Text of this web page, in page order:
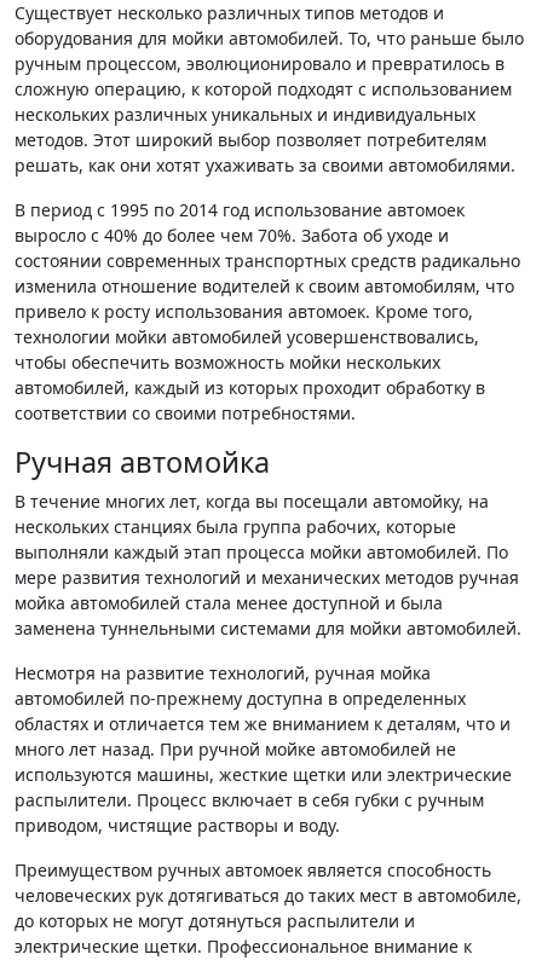
Существует несколько различных типов методов и
оборудования для мойки автомобилей. То, что раньше было
ручным процессом, эволюционировало и превратилось в
сложную операцию, к которой подходят с использованием
нескольких различных уникальных и индивидуальных
методов. Этот широкий выбор позволяет потребителям
решать, как они хотят ухаживать за своими автомобилями.
В период с 1995 по 2014 год использование автомоек
выросло с 40% до более чем 70%. Забота об уходе и
состоянии современных транспортных средств радикально
изменила отношение водителей к своим автомобилям, что
привело к росту использования автомоек. Кроме того,
технологии мойки автомобилей усовершенствовались,
чтобы обеспечить возможность мойки нескольких
автомобилей, каждый из которых проходит обработку в
соответствии со своими потребностями.
Ручная автомойка
В течение многих лет, когда вы посещали автомойку, на
нескольких станциях была группа рабочих, которые
выполняли каждый этап процесса мойки автомобилей. По
мере развития технологий и механических методов ручная
мойка автомобилей стала менее доступной и была
заменена туннельными системами для мойки автомобилей.
Несмотря на развитие технологий, ручная мойка
автомобилей по-прежнему доступна в определенных
областях и отличается тем же вниманием к деталям, что и
много лет назад. При ручной мойке автомобилей не
используются машины, жесткие щетки или электрические
распылители. Процесс включает в себя губки с ручным
приводом, чистящие растворы и воду.
Преимуществом ручных автомоек является способность
человеческих рук дотягиваться до таких мест в автомобиле,
до которых не могут дотянуться распылители и
электрические щетки. Профессиональное внимание к